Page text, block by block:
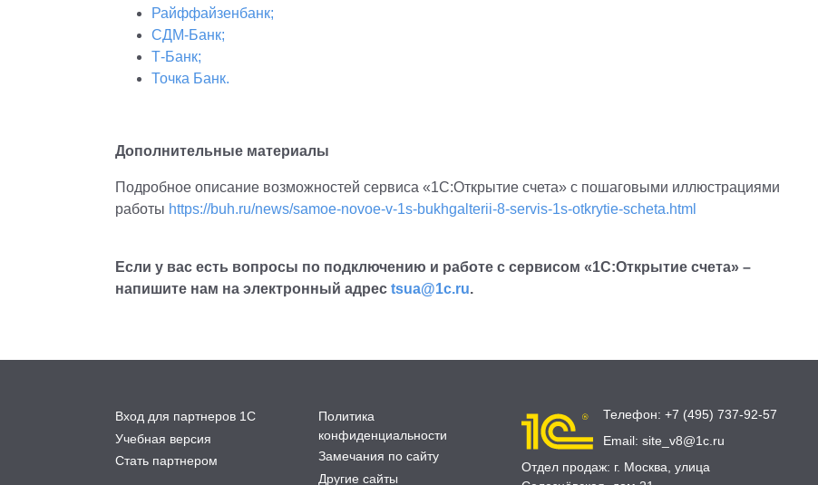
Райффайзенбанк;
СДМ-Банк;
Т-Банк;
Точка Банк.
Дополнительные материалы
Подробное описание возможностей сервиса «1С:Открытие счета» с пошаговыми иллюстрациями
работы https://buh.ru/news/samoe-novoe-v-1s-bukhgalterii-8-servis-1s-otkrytie-scheta.html
Если у вас есть вопросы по подключению и работе с сервисом «1С:Открытие счета» –
напишите нам на электронный адрес tsua@1c.ru.
Вход для партнеров 1С
Учебная версия
Стать партнером
Политика
конфиденциальности
Замечания по сайту
Другие сайты
Телефон: +7 (495) 737-92-57
Email: site_v8@1c.ru
Отдел продаж: г. Москва улица